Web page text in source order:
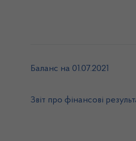
Баланс на 01.07.2021
Звіт про фінансові